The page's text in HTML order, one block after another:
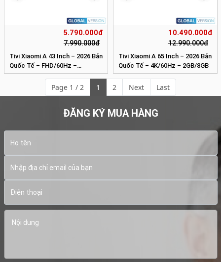
5.790.000đ
7.990.000đ
Tivi Xiaomi A 43 Inch – 2026 Bản
Quốc Tế – FHD/60Hz –
1GB/8GB
10.490.000đ
12.990.000đ
Tivi Xiaomi A 65 Inch – 2026 Bản
Quốc Tế – 4K/60Hz – 2GB/8GB
Page 1 / 2 1 2 Next Last
ĐĂNG KÝ MUA HÀNG